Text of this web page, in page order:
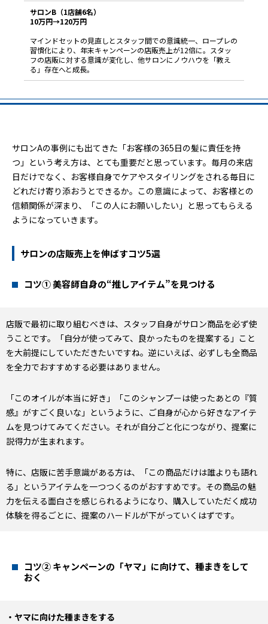
サロンB（1店舗6名）
10万円→120万円
マインドセットの見直しとスタッフ間での意識統一、ロープレの
習慣化により、年末キャンペーンの店販売上が12倍に。スタッ
フの店販に対する意識が変化し、他サロンにノウハウを「教え
る」存在へと成長。
サロンAの事例にも出てきた「お客様の365日の髪に責任を持
つ」という考え方は、とても重要だと思っています。毎月の来店
日だけでなく、お客様自身でケアやスタイリングをされる毎日に
どれだけ寄り添おうとできるか。この意識によって、お客様との
信頼関係が深まり、「この人にお願いしたい」と思ってもらえる
ようになっていきます。
サロンの店販売上を伸ばすコツ5選
コツ① 美容師自身の“推しアイテム”を見つける
店販で最初に取り組むべきは、スタッフ自身がサロン商品を必ず使
うことです。「自分が使ってみて、良かったものを提案する」こと
を大前提にしていただきたいですね。逆にいえば、必ずしも全商品
を全力でおすすめする必要はありません。
「このオイルが本当に好き」「このシャンプーは使ったあとの『質
感』がすごく良いな」というように、ご自身が心から好きなアイテ
ムを見つけてみてください。それが自分ごと化につながり、提案に
説得力が生まれます。
特に、店販に苦手意識がある方は、「この商品だけは誰よりも語れ
る」というアイテムを一つつくるのがおすすめです。その商品の魅
力を伝える面白さを感じられるようになり、購入していただく成功
体験を得るごとに、提案のハードルが下がっていくはずです。
コツ② キャンペーンの「ヤマ」に向けて、種まきをして
おく
・ヤマに向けた種まきをする